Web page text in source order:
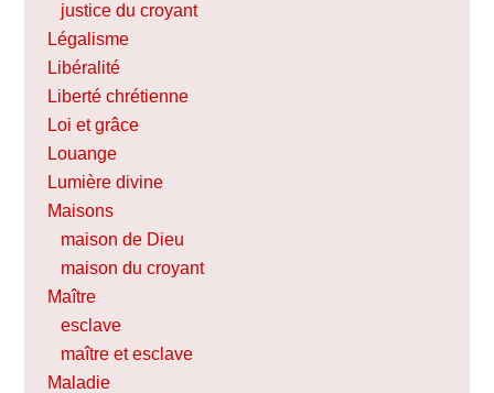
justice du croyant
Légalisme
Libéralité
Liberté chrétienne
Loi et grâce
Louange
Lumière divine
Maisons
maison de Dieu
maison du croyant
Maître
esclave
maître et esclave
Maladie